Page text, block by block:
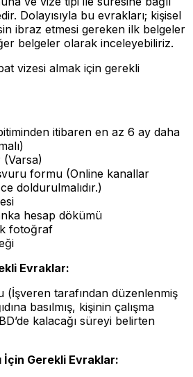
Dolayısıyla bu evrakları; kişisel
ibraz etmesi gereken ilk belgeler
belgeler olarak inceleyebiliriz.
vizesi almak için gerekli
itibaren en az 6 ay daha
(Varsa)
formu (Online kanallar
doldurulmalıdır.)
hesap dökümü
fotoğraf
Evraklar:
(İşveren tarafından düzenlenmiş
basılmış, kişinin çalışma
kalacağı süreyi belirten
İçin Gerekli Evraklar: